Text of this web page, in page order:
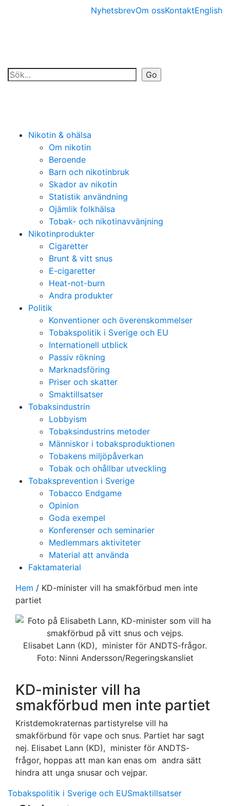
NyhetsbrevOm ossKontaktEnglish
Nikotin & ohälsa
Om nikotin
Beroende
Barn och nikotinbruk
Skador av nikotin
Statistik användning
Ojämlik folkhälsa
Tobak- och nikotinavvänjning
Nikotinprodukter
Cigaretter
Brunt & vitt snus
E-cigaretter
Heat-not-burn
Andra produkter
Politik
Konventioner och överenskommelser
Tobakspolitik i Sverige och EU
Internationell utblick
Passiv rökning
Marknadsföring
Priser och skatter
Smaktillsatser
Tobaksindustrin
Lobbyism
Tobaksindustrins metoder
Människor i tobaksproduktionen
Tobakens miljöpåverkan
Tobak och ohållbar utveckling
Tobaksprevention i Sverige
Tobacco Endgame
Opinion
Goda exempel
Konferenser och seminarier
Medlemmars aktiviteter
Material att använda
Faktamaterial
Hem / KD-minister vill ha smakförbud men inte
partiet
Elisabet Lann (KD), minister för ANDTS-frågor.
Foto: Ninni Andersson/Regeringskansliet
KD-minister vill ha
smakförbud men inte partiet
Kristdemokraternas partistyrelse vill ha
smakförbund för vape och snus. Partiet har sagt
nej. Elisabet Lann (KD), minister för ANDTS-
frågor, hoppas att man kan enas om andra sätt
hindra att unga snusar och vejpar.
Tobakspolitik i Sverige och EUSmaktillsatser